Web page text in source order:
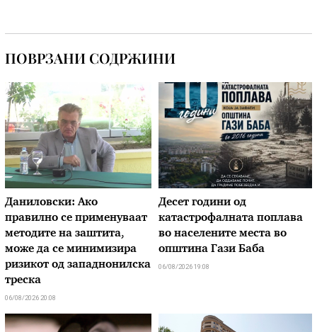
ПОВРЗАНИ СОДРЖИНИ
Даниловски: Ако
правилно се применуваат
методите на заштита,
може да се минимизира
ризикот од западнонилска
треска
06/08/2026 20:08
Десет години од
катастрофалната поплава
во населените места во
општина Гази Баба
06/08/2026 19:08